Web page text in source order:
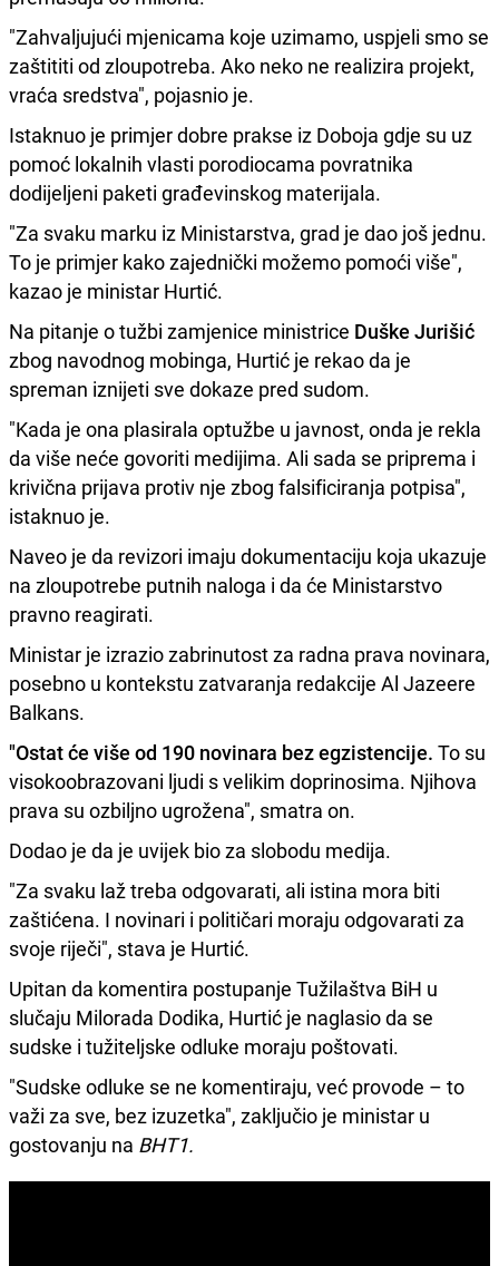
"Zahvaljujući mjenicama koje uzimamo, uspjeli smo se
zaštititi od zloupotreba. Ako neko ne realizira projekt,
vraća sredstva", pojasnio je.
Istaknuo je primjer dobre prakse iz Doboja gdje su uz
pomoć lokalnih vlasti porodiocama povratnika
dodijeljeni paketi građevinskog materijala.
"Za svaku marku iz Ministarstva, grad je dao još jednu.
To je primjer kako zajednički možemo pomoći više",
kazao je ministar Hurtić.
Na pitanje o tužbi zamjenice ministrice Duške Jurišić
zbog navodnog mobinga, Hurtić je rekao da je
spreman iznijeti sve dokaze pred sudom.
"Kada je ona plasirala optužbe u javnost, onda je rekla
da više neće govoriti medijima. Ali sada se priprema i
krivična prijava protiv nje zbog falsificiranja potpisa",
istaknuo je.
Naveo je da revizori imaju dokumentaciju koja ukazuje
na zloupotrebe putnih naloga i da će Ministarstvo
pravno reagirati.
Ministar je izrazio zabrinutost za radna prava novinara,
posebno u kontekstu zatvaranja redakcije Al Jazeere
Balkans.
"Ostat će više od 190 novinara bez egzistencije. To su
visokoobrazovani ljudi s velikim doprinosima. Njihova
prava su ozbiljno ugrožena", smatra on.
Dodao je da je uvijek bio za slobodu medija.
"Za svaku laž treba odgovarati, ali istina mora biti
zaštićena. I novinari i političari moraju odgovarati za
svoje riječi", stava je Hurtić.
Upitan da komentira postupanje Tužilaštva BiH u
slučaju Milorada Dodika, Hurtić je naglasio da se
sudske i tužiteljske odluke moraju poštovati.
"Sudske odluke se ne komentiraju, već provode – to
važi za sve, bez izuzetka", zaključio je ministar u
gostovanju na BHT1.